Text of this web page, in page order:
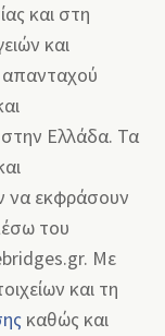
και στη
και
απανταχού
στην Ελλάδα. Τα
να εκφράσουν
του
Με
και τη
καθώς και